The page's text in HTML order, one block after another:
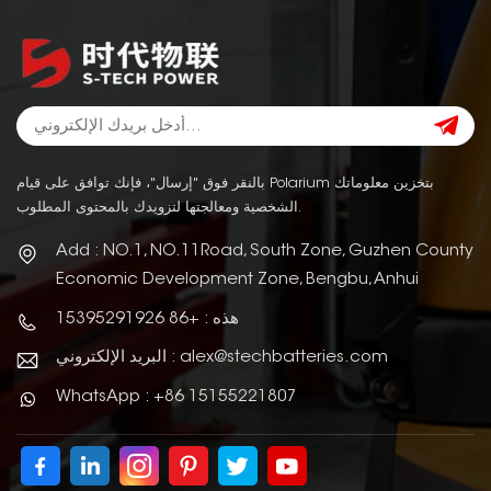
بالنقر فوق "إرسال"، فإنك توافق على قيام Polarium بتخزين معلوماتك
الشخصية ومعالجتها لتزويدك بالمحتوى المطلوب.
Add : NO.1, NO.11Road, South Zone, Guzhen County
Economic Development Zone, Bengbu, Anhui
هذه : +86 15395291926
البريد الإلكتروني : alex@stechbatteries.com
WhatsApp : +86 15155221807